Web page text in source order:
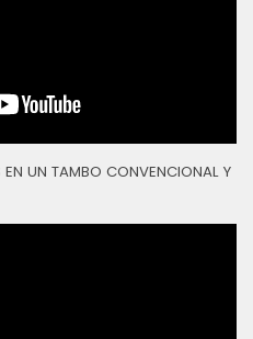
UN TAMBO CONVENCIONAL Y